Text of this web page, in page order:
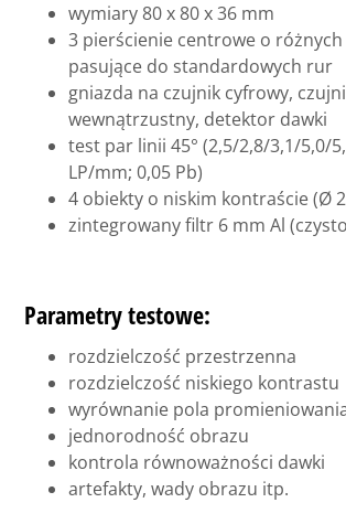
wymiary 80 x 80 x 36 mm
3 pierścienie centrowe o
pasujące do standardowych rur
gniazda na czujnik cyfrowy,
wewnątrzustny, detektor dawki
test par linii 45° (2,5/2,8/3,1/5,0/
LP/mm; 0,05 Pb)
4 obiekty o niskim kontraście (Ø
zintegrowany filtr 6 mm Al
Parametry testowe:
rozdzielczość przestrzenna
rozdzielczość niskiego kontrastu
wyrównanie pola
jednorodność obrazu
kontrola równoważności dawki
artefakty, wady obrazu itp.